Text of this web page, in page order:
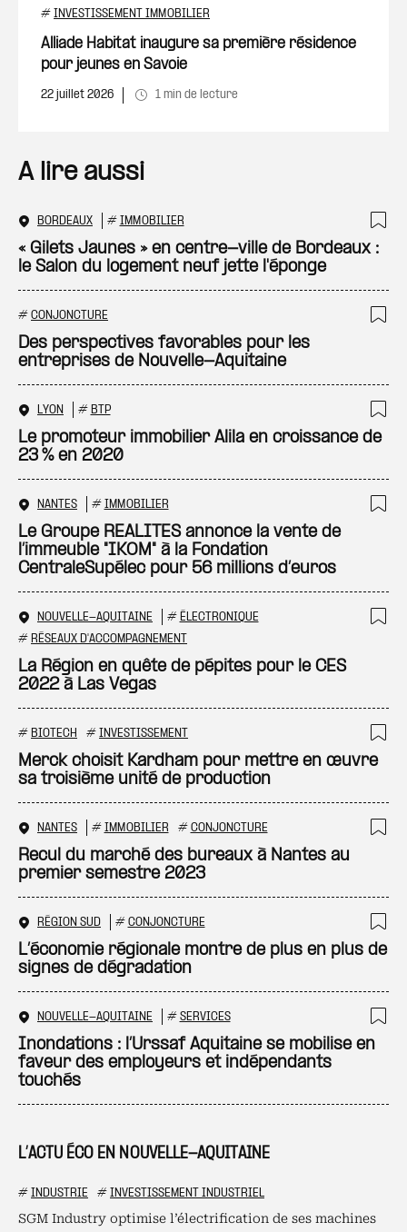
L’ACTU ÉCO EN NOUVELLE-AQUITAINE
# INDUSTRIE # INVESTISSEMENT INDUSTRIEL
SGM Industry optimise l’électrification de ses machines
# INVESTISSEMENT IMMOBILIER
Alliade Habitat inaugure sa première résidence
pour jeunes en Savoie
22 juillet 2026 1 min de lecture
A lire aussi
BORDEAUX # IMMOBILIER
« Gilets Jaunes » en centre-ville de Bordeaux :
le Salon du logement neuf jette l'éponge
# CONJONCTURE
Des perspectives favorables pour les
entreprises de Nouvelle-Aquitaine
LYON # BTP
Le promoteur immobilier Alila en croissance de
23 % en 2020
NANTES # IMMOBILIER
Le Groupe REALITES annonce la vente de
l’immeuble "IKOM" à la Fondation
CentraleSupélec pour 56 millions d’euros
NOUVELLE-AQUITAINE # ÉLECTRONIQUE
# RÉSEAUX D'ACCOMPAGNEMENT
La Région en quête de pépites pour le CES
2022 à Las Vegas
# BIOTECH # INVESTISSEMENT
Merck choisit Kardham pour mettre en œuvre
sa troisième unité de production
NANTES # IMMOBILIER # CONJONCTURE
Recul du marché des bureaux à Nantes au
premier semestre 2023
RÉGION SUD # CONJONCTURE
L’économie régionale montre de plus en plus de
signes de dégradation
NOUVELLE-AQUITAINE # SERVICES
Inondations : l’Urssaf Aquitaine se mobilise en
faveur des employeurs et indépendants
touchés